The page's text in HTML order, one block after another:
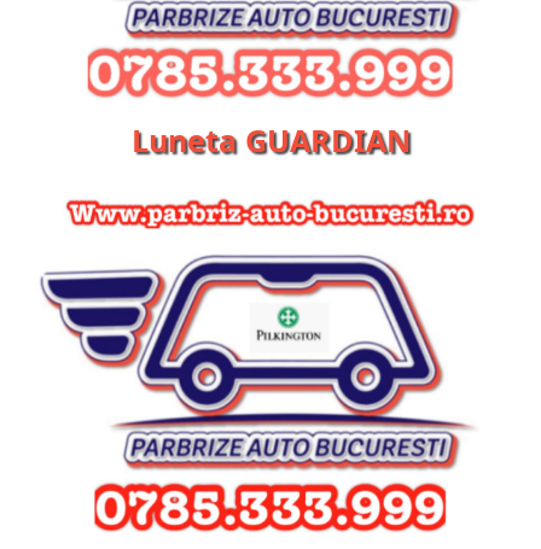
Luneta GUARDIAN